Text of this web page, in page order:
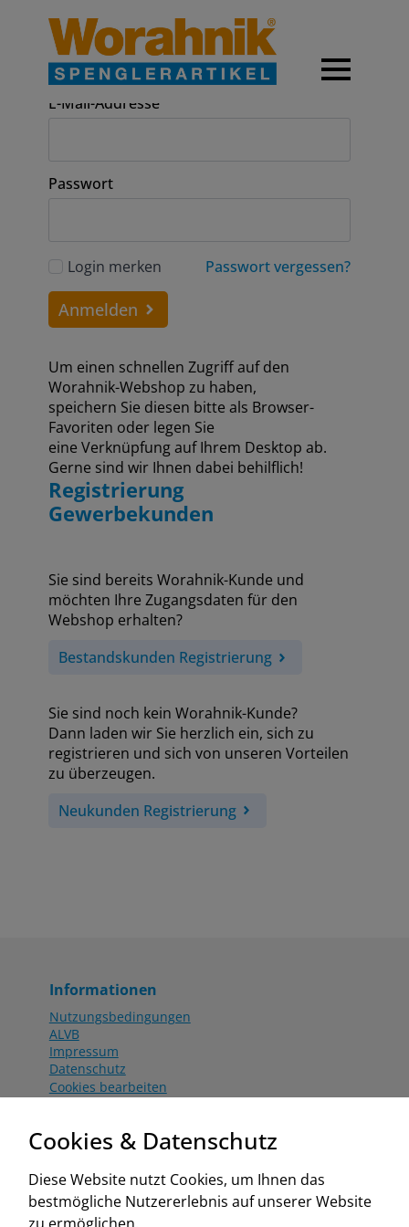
Anmeldung
E-Mail-Addresse
Passwort
Login merken Passwort vergessen?
Anmelden
Um einen schnellen Zugriff auf den
Worahnik-Webshop zu haben,
speichern Sie diesen bitte als Browser-
Favoriten oder legen Sie
eine Verknüpfung auf Ihrem Desktop ab.
Gerne sind wir Ihnen dabei behilflich!
Registrierung
Gewerbekunden
Sie sind bereits Worahnik-Kunde und
möchten Ihre Zugangsdaten für den
Webshop erhalten?
Bestandskunden Registrierung
Sie sind noch kein Worahnik-Kunde?
Dann laden wir Sie herzlich ein, sich zu
registrieren und sich von unseren Vorteilen
zu überzeugen.
Neukunden Registrierung
Informationen
Nutzungsbedingungen
ALVB
Impressum
Datenschutz
Cookies bearbeiten
Aktionsbedingungen
www.worahnik.at
Zentrale Köttlach
Cookies & Datenschutz
Diese Website nutzt Cookies, um Ihnen das
bestmögliche Nutzererlebnis auf unserer Website